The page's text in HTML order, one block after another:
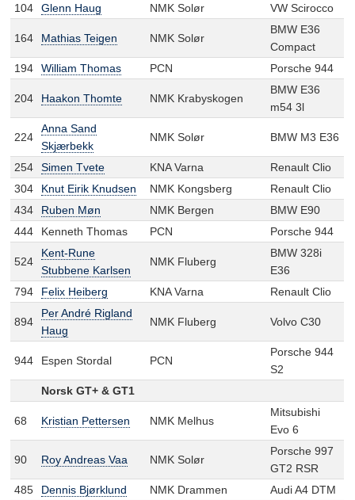
104
Glenn Haug NMK Solør VW Scirocco
164 Mathias Teigen NMK Solør
BMW E36
Compact
194
William Thomas PCN Porsche 944
204 Haakon Thomte NMK Krabyskogen
BMW E36
m54 3l
224
Anna Sand
Skjærbekk
NMK Solør BMW M3 E36
254 Simen Tvete KNA Varna
Renault Clio
304
Knut Eirik Knudsen NMK Kongsberg
Renault Clio
434
Ruben Møn NMK Bergen
BMW E90
444
Kenneth Thomas PCN Porsche 944
524
Kent-Rune
Stubbene Karlsen
NMK Fluberg
BMW 328i
E36
794
Felix Heiberg KNA Varna Renault Clio
894
Per André Rigland
Haug
NMK Fluberg Volvo C30
944 Espen Stordal PCN
Porsche 944
S2
Norsk GT+ & GT1
68 Kristian Pettersen NMK Melhus
Mitsubishi
Evo 6
90 Roy Andreas Vaa NMK Solør
Porsche 997
GT2 RSR
485
Dennis Bjørklund NMK Drammen Audi A4 DTM